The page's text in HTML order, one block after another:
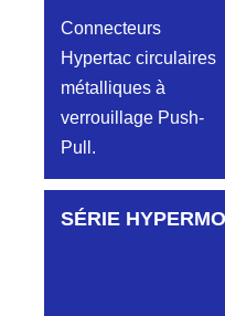
Connecteurs
Hypertac circulaires
métalliques à
verrouillage Push-
Pull.
Aucune pièce
SÉRIE